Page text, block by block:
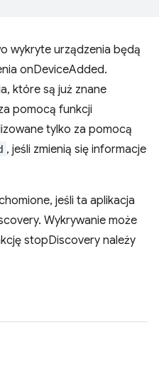
wykryte urządzenia będą
onDeviceAdded.
które są już znane
pomocą funkcji
tylko za pomocą
, jeśli zmienią się informacje
jeśli ta aplikacja
Wykrywanie może
stopDiscovery należy